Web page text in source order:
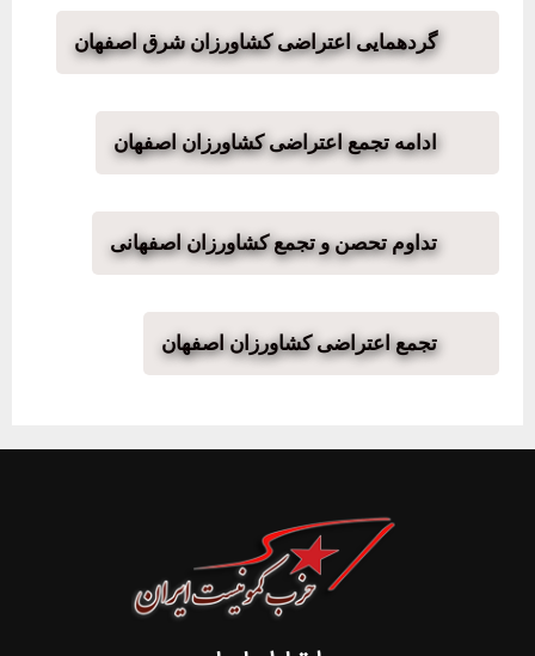
گردهمایی اعتراضی کشاورزان شرق اصفهان
ادامه تجمع اعتراضی کشاورزان اصفهان
تداوم تحصن و تجمع کشاورزان اصفهانی
تجمع اعتراضی کشاورزان اصفهان